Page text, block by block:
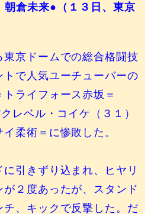
倉未来●（１３日、東京
京ドームでの総合格闘技
トで人気ユーチューバーの
ライフォース赤坂＝
レベル・コイケ（３１）
柔術＝に惨敗した。
引きずり込まれ、ヒヤリ
が２度あったが、スタンド
チ、キックで反撃した。だ